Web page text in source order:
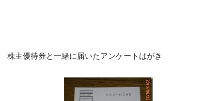
株主優待券と一緒に届いたアンケートはがき